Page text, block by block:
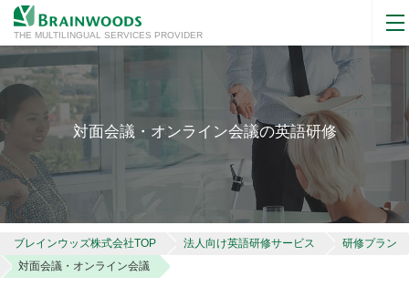
THE MULTILINGUAL SERVICES PROVIDER
対面会議・オンライン会議の英語研修
ブレインウッズ株式会社TOP 法人向け英語研修サービス
研修プラン
対面会議・オンライン会議